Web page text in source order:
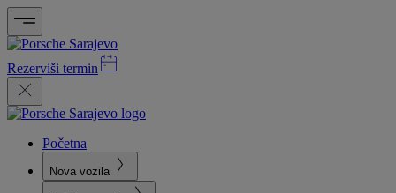
Rezerviši termin
Početna
Nova vozila